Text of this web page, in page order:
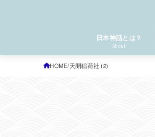
日本神話とは？
About
HOME 天開稲荷社 (2)